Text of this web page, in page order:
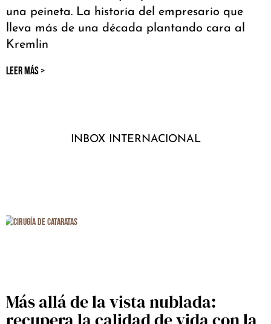
una peineta. La historia del empresario que
lleva más de una década plantando cara al
Kremlin
LEER MÁS >
INBOX INTERNACIONAL
Más allá de la vista nublada: